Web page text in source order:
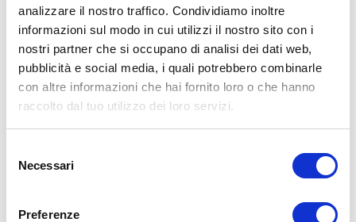
analizzare il nostro traffico. Condividiamo inoltre
informazioni sul modo in cui utilizzi il nostro sito con i
nostri partner che si occupano di analisi dei dati web,
pubblicità e social media, i quali potrebbero combinarle
con altre informazioni che hai fornito loro o che hanno
raccolto dal tuo utilizzo dei loro servizi.
delNecessari
Preferenze